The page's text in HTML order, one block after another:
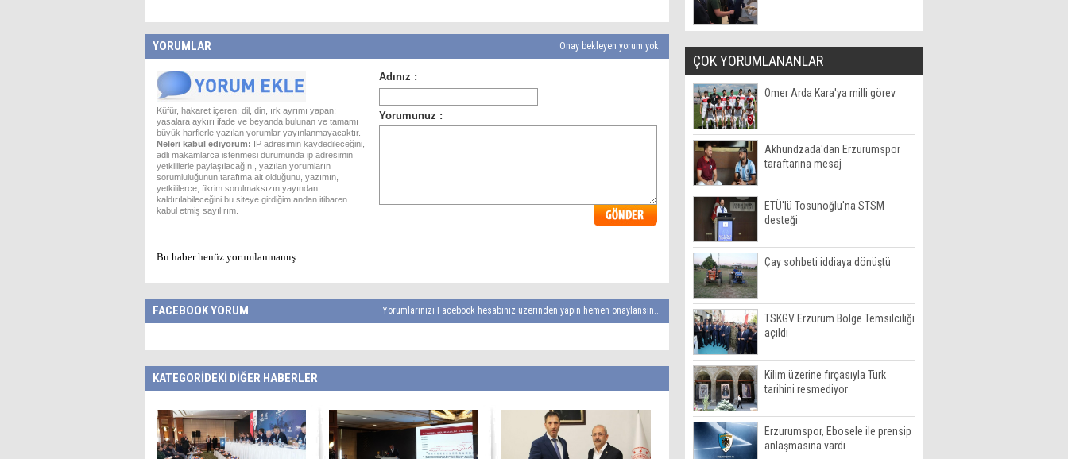
YORUMLAR Onay bekleyen yorum yok.
Küfür, hakaret içeren; dil, din, ırk ayrımı yapan;
yasalara aykırı ifade ve beyanda bulunan ve tamamı
büyük harflerle yazılan yorumlar yayınlanmayacaktır.
Neleri kabul ediyorum: IP adresimin kaydedileceğini,
adli makamlarca istenmesi durumunda ip adresimin
yetkililerle paylaşılacağını, yazılan yorumların
sorumluluğunun tarafıma ait olduğunu, yazımın,
yetkililerce, fikrim sorulmaksızın yayından
kaldırılabileceğini bu siteye girdiğim andan itibaren
kabul etmiş sayılırım.
Bu haber henüz yorumlanmamış...
FACEBOOK YORUM Yorumlarınızı Facebook hesabınız üzerinden yapın hemen onaylansın...
KATEGORİDEKİ DİĞER HABERLER
ÇOK YORUMLANANLAR
Ömer Arda Kara'ya milli görev
Akhundzada'dan Erzurumspor
taraftarına mesaj
ETÜ'lü Tosunoğlu'na STSM
desteği
Çay sohbeti iddiaya dönüştü
TSKGV Erzurum Bölge Temsilciliği
açıldı
Kilim üzerine fırçasıyla Türk
tarihini resmediyor
Erzurumspor, Ebosele ile prensip
anlaşmasına vardı